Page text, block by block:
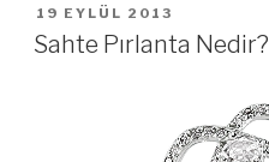
YAYIM
TARIHI
19 EYLÜL 2013
Sahte Pırlanta Nedir?